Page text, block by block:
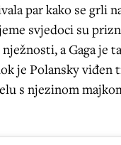
par kako se grli
svjedoci su
a Gaga je
je Polansky viđen
s njezinom